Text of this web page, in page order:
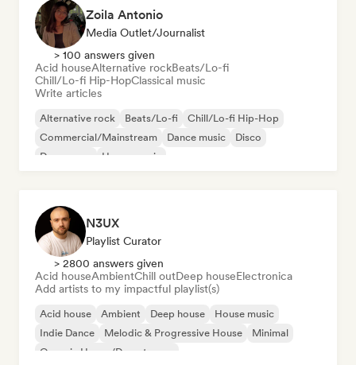
Zoila Antonio
Media Outlet/Journalist
> 100 answers given
Acid houseAlternative rockBeats/Lo-fi
Chill/Lo-fi Hip-HopClassical music
Write articles
Alternative rock Beats/Lo-fi
Chill/Lo-fi Hip-Hop
Commercial/Mainstream
Dance music
Disco
Dream pop
House music
N3UX
Playlist Curator
> 2800 answers given
Acid houseAmbientChill outDeep houseElectronica
Add artists to my impactful playlist(s)
Acid house Ambient Deep house
House music
Indie Dance
Melodic & Progressive House
Minimal
Organic House/Downtempo